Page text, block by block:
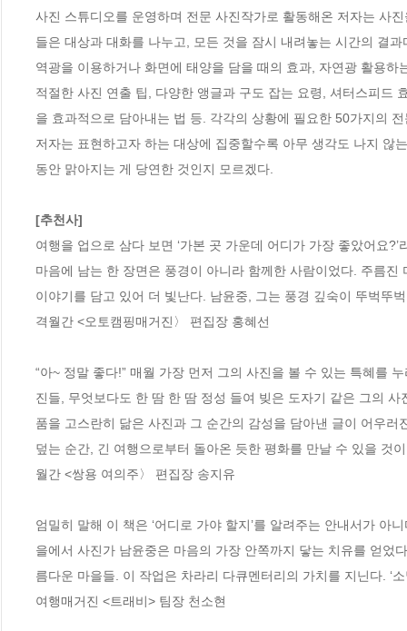
사진 스튜디오를 운영하며 전문 사진작가로 활동해온 저자는 사
들은 대상과 대화를 나누고, 모든 것을 잠시 내려놓는 시간의 결과
역광을 이용하거나 화면에 태양을 담을 때의 효과, 자연광 활용
적절한 사진 연출 팁, 다양한 앵글과 구도 잡는 요령, 셔터스피드
을 효과적으로 담아내는 법 등. 각각의 상황에 필요한 50가지의
저자는 표현하고자 하는 대상에 집중할수록 아무 생각도 나지 않
동안 맑아지는 게 당연한 것인지 모르겠다.
[추천사]
여행을 업으로 삼다 보면 ‘가본 곳 가운데 어디가 가장 좋았어요
마음에 남는 한 장면은 풍경이 아니라 함께한 사람이었다. 주름
이야기를 담고 있어 더 빛난다. 남윤중, 그는 풍경 깊숙이 뚜벅뚜
격월간 <오토캠핑매거진〉 편집장 홍혜선
“아~ 정말 좋다!” 매월 가장 먼저 그의 사진을 볼 수 있는 특혜를
진들, 무엇보다도 한 땀 한 땀 정성 들여 빚은 도자기 같은 그의
품을 고스란히 닮은 사진과 그 순간의 감성을 담아낸 글이 어우
덮는 순간, 긴 여행으로부터 돌아온 듯한 평화를 만날 수 있을 것
월간 <쌍용 여의주〉 편집장 송지유
엄밀히 말해 이 책은 ‘어디로 가야 할지’를 알려주는 안내서가 아
을에서 사진가 남윤중은 마음의 가장 안쪽까지 닿는 치유를 얻었
름다운 마을들. 이 작업은 차라리 다큐멘터리의 가치를 지닌다. ‘
여행매거진 <트래비> 팀장 천소현